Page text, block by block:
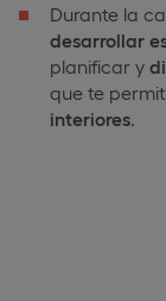
Durante la
desarrollar
planificar y
que te
interiores.